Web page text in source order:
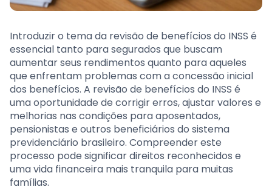
Introduzir o tema da revisão de benefícios do INSS é
essencial tanto para segurados que buscam
aumentar seus rendimentos quanto para aqueles
que enfrentam problemas com a concessão inicial
dos benefícios. A revisão de benefícios do INSS é
uma oportunidade de corrigir erros, ajustar valores e
melhorias nas condições para aposentados,
pensionistas e outros beneficiários do sistema
previdenciário brasileiro. Compreender este
processo pode significar direitos reconhecidos e
uma vida financeira mais tranquila para muitas
famílias.